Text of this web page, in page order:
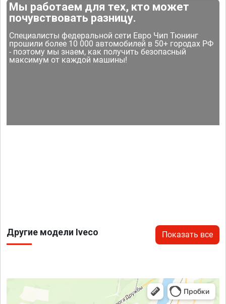
Мы работаем для тех, кто может
почувствовать разницу.
Специалисты федеральной сети Евро Чип Тюнинг
прошили более 10 000 автомобилей в 50+ городах РФ
- поэтому мы знаем, как получить безопасный
максимум от каждой машины!
Другие модели Iveco Показать все